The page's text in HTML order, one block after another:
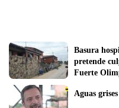
Basura
pretende
Fuerte
Aguas grises